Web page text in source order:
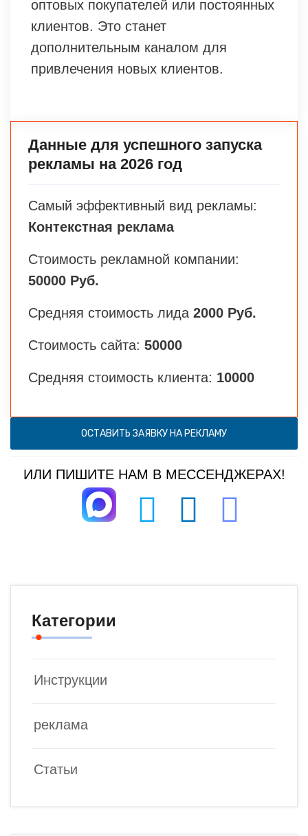
оптовых покупателей или постоянных
клиентов. Это станет
дополнительным каналом для
привлечения новых клиентов.
Данные для успешного запуска
рекламы на 2026 год
Самый эффективный вид рекламы:
Контекстная реклама
Стоимость рекламной компании:
50000 Руб.
Средняя стоимость лида 2000 Руб.
Стоимость сайта: 50000
Средняя стоимость клиента: 10000
ОСТАВИТЬ ЗАЯВКУ НА РЕКЛАМУ
ИЛИ ПИШИТЕ НАМ В МЕССЕНДЖЕРАХ!
Категории
Инструкции
реклама
Статьи